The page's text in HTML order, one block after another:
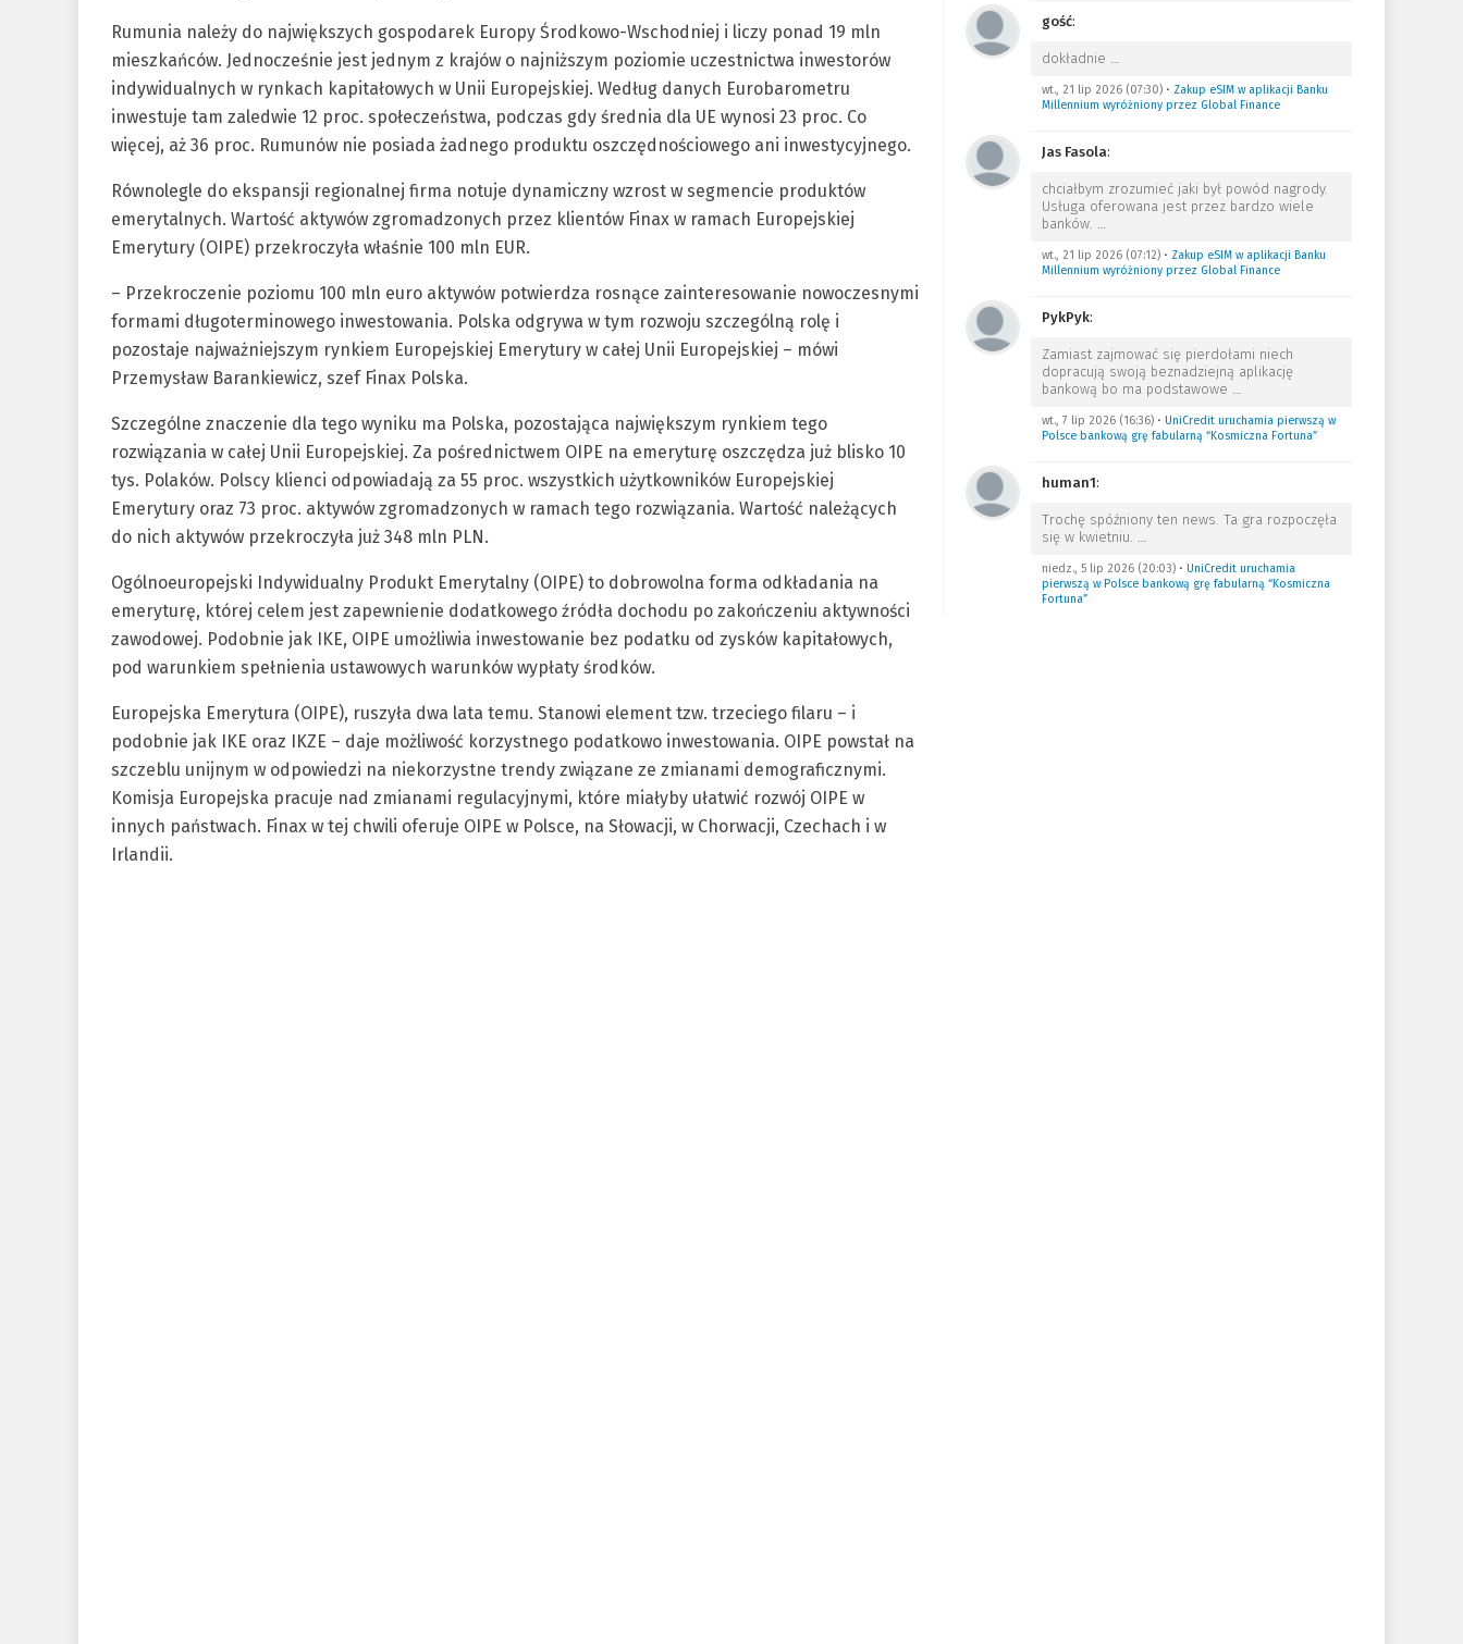
Rumunia należy do największych gospodarek Europy Środkowo-Wschodniej i liczy ponad 19 mln
mieszkańców. Jednocześnie jest jednym z krajów o najniższym poziomie uczestnictwa inwestorów
indywidualnych w rynkach kapitałowych w Unii Europejskiej. Według danych Eurobarometru
inwestuje tam zaledwie 12 proc. społeczeństwa, podczas gdy średnia dla UE wynosi 23 proc. Co
więcej, aż 36 proc. Rumunów nie posiada żadnego produktu oszczędnościowego ani inwestycyjnego.
Równolegle do ekspansji regionalnej firma notuje dynamiczny wzrost w segmencie produktów
emerytalnych. Wartość aktywów zgromadzonych przez klientów Finax w ramach Europejskiej
Emerytury (OIPE) przekroczyła właśnie 100 mln EUR.
– Przekroczenie poziomu 100 mln euro aktywów potwierdza rosnące zainteresowanie nowoczesnymi
formami długoterminowego inwestowania. Polska odgrywa w tym rozwoju szczególną rolę i
pozostaje najważniejszym rynkiem Europejskiej Emerytury w całej Unii Europejskiej – mówi
Przemysław Barankiewicz, szef Finax Polska.
Szczególne znaczenie dla tego wyniku ma Polska, pozostająca największym rynkiem tego
rozwiązania w całej Unii Europejskiej. Za pośrednictwem OIPE na emeryturę oszczędza już blisko 10
tys. Polaków. Polscy klienci odpowiadają za 55 proc. wszystkich użytkowników Europejskiej
Emerytury oraz 73 proc. aktywów zgromadzonych w ramach tego rozwiązania. Wartość należących
do nich aktywów przekroczyła już 348 mln PLN.
Ogólnoeuropejski Indywidualny Produkt Emerytalny (OIPE) to dobrowolna forma odkładania na
emeryturę, której celem jest zapewnienie dodatkowego źródła dochodu po zakończeniu aktywności
zawodowej. Podobnie jak IKE, OIPE umożliwia inwestowanie bez podatku od zysków kapitałowych,
pod warunkiem spełnienia ustawowych warunków wypłaty środków.
Europejska Emerytura (OIPE), ruszyła dwa lata temu. Stanowi element tzw. trzeciego filaru – i
podobnie jak IKE oraz IKZE – daje możliwość korzystnego podatkowo inwestowania. OIPE powstał na
szczeblu unijnym w odpowiedzi na niekorzystne trendy związane ze zmianami demograficznymi.
Komisja Europejska pracuje nad zmianami regulacyjnymi, które miałyby ułatwić rozwój OIPE w
innych państwach. Finax w tej chwili oferuje OIPE w Polsce, na Słowacji, w Chorwacji, Czechach i w
Irlandii.
gość:
dokładnie …
wt., 21 lip 2026 (07:30)• Zakup eSIM w aplikacji Banku
Millennium wyróżniony przez Global Finance
Jas Fasola:
chciałbym zrozumieć jaki był powód nagrody.
Usługa oferowana jest przez bardzo wiele
banków. …
wt., 21 lip 2026 (07:12)• Zakup eSIM w aplikacji Banku
Millennium wyróżniony przez Global Finance
PykPyk:
Zamiast zajmować się pierdołami niech
dopracują swoją beznadziejną aplikację
bankową bo ma podstawowe …
wt., 7 lip 2026 (16:36)• UniCredit uruchamia pierwszą w
Polsce bankową grę fabularną “Kosmiczna Fortuna”
human1:
Trochę spóźniony ten news. Ta gra rozpoczęła
się w kwietniu. …
niedz., 5 lip 2026 (20:03)• UniCredit uruchamia
pierwszą w Polsce bankową grę fabularną “Kosmiczna
Fortuna”